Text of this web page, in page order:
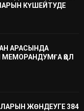
КҮШЕЙТУДЕ
АРАСЫНДА
ҚОЛ
ЖӨНДЕУГЕ 384